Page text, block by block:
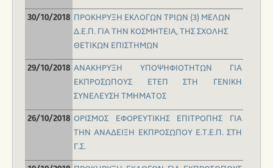
30/10/2018 ΠΡΟΚΗΡΥΞΗ ΕΚΛΟΓΩΝ ΤΡΙΩΝ (3) ΜΕΛΩΝ
Δ.Ε.Π. ΓΙΑ ΤΗΝ ΚΟΣΜΗΤΕΙΑ, ΤΗΣ ΣΧΟΛΗΣ
ΘΕΤΙΚΩΝ ΕΠΙΣΤΗΜΩΝ
29/10/2018 ΑΝΑΚΗΡΥΞΗ ΥΠΟΨΗΦΙΟΤΗΤΩΝ ΓΙΑ
ΕΚΠΡΟΣΩΠΟΥΣ ΕΤΕΠ ΣΤΗ ΓΕΝΙΚΗ
ΣΥΝΕΛΕΥΣΗ ΤΜΗΜΑΤΟΣ
26/10/2018 OΡΙΣΜΟΣ ΕΦΟΡΕΥΤΙΚΗΣ ΕΠΙΤΡΟΠΗΣ ΓΙΑ
ΤΗΝ ΑΝΑΔΕΙΞΗ ΕΚΠΡΟΣΩΠΟΥ Ε.Τ.Ε.Π. ΣΤΗ
Γ.Σ.